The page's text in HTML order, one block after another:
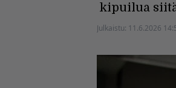
kipuilua
Julkaistu: 11.6.2026